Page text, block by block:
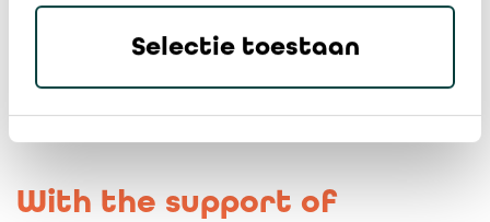
Selectie toestaan
With the support of